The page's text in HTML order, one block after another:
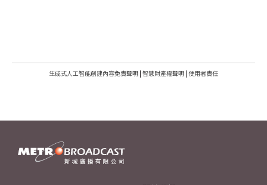
生成式人工智能創建內容免責聲明 | 智慧財產權聲明 | 使用者責任